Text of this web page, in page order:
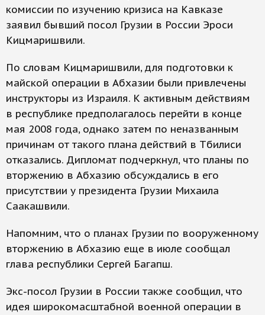
комиссии по изучению кризиса на Кавказе
заявил бывший посол Грузии в России Эроси
Кицмаришвили.
По словам Кицмаришвили, для подготовки к
майской операции в Абхазии были привлечены
инструкторы из Израиля. К активным действиям
в республике предполагалось перейти в конце
мая 2008 года, однако затем по неназванным
причинам от такого плана действий в Тбилиси
отказались. Дипломат подчеркнул, что планы по
вторжению в Абхазию обсуждались в его
присутствии у президента Грузии Михаила
Саакашвили.
Напомним, что о планах Грузии по вооруженному
вторжению в Абхазию еще в июле сообщал
глава республики Сергей Багапш.
Экс-посол Грузии в России также сообщил, что
идея широкомасштабной военной операции в